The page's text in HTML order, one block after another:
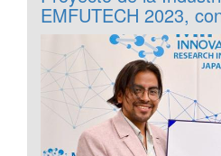
EMFUTECH 2023,